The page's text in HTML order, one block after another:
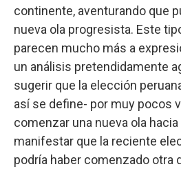
continente, aventurando que
nueva ola progresista. Este
parecen mucho más a
un análisis pretendidamente
sugerir que la elección
así se define- por muy pocos
comenzar una nueva ola
manifestar que la reciente
podría haber comenzado otra